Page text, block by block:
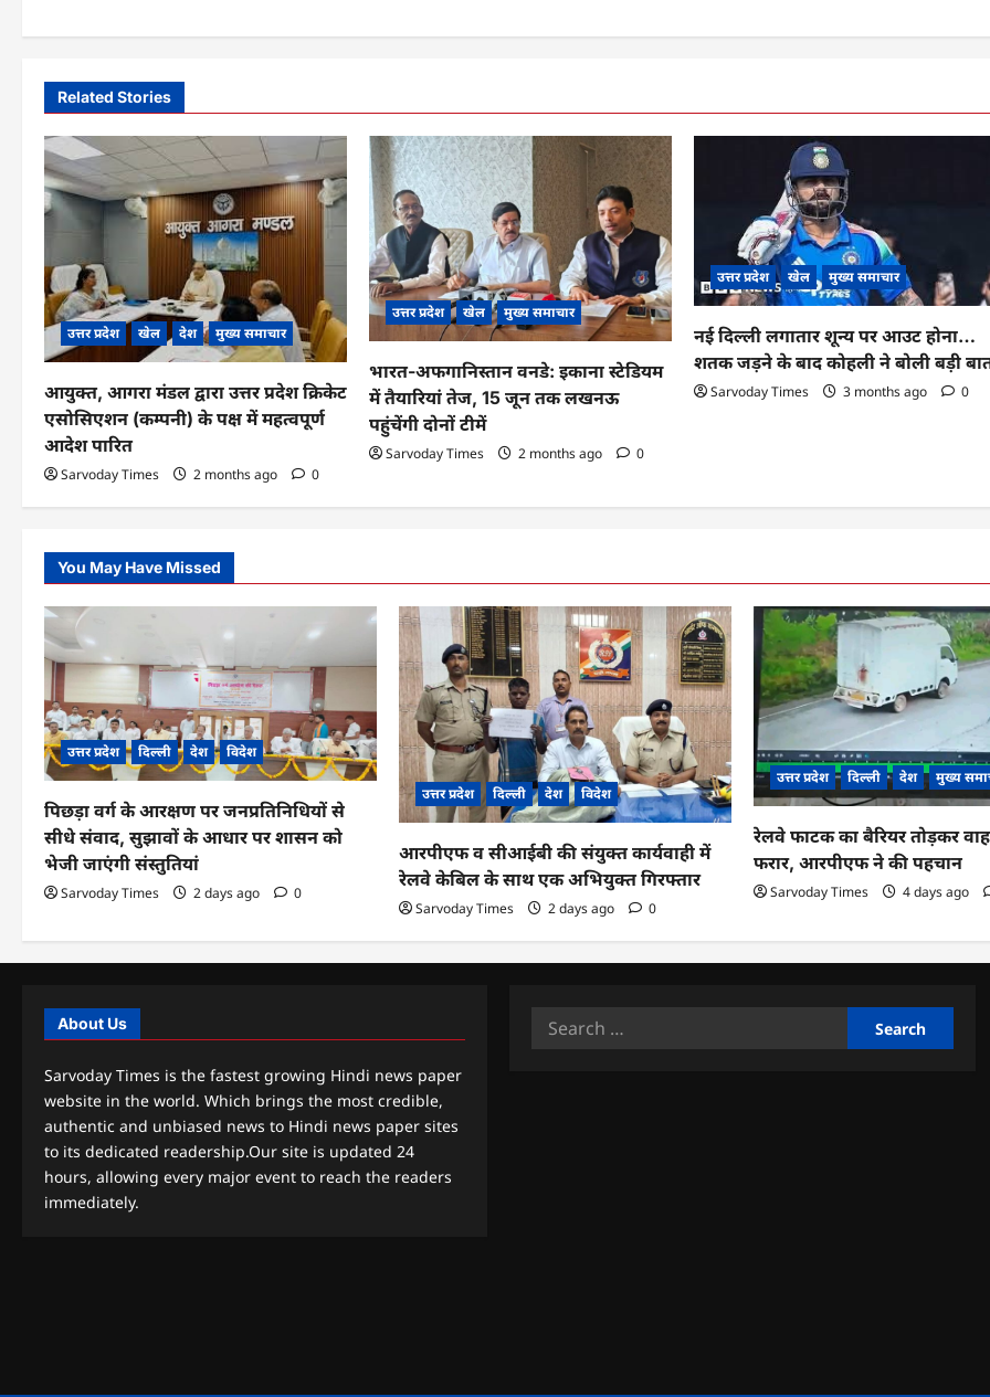
n
a
v
i
a
t
i
o
n
Related Stories
उत्तर प्रदेश खेल देश मुख्य समाचार
आयुक्त, आगरा मंडल द्वारा उत्तर प्रदेश क्रिकेट
एसोसिएशन (कम्पनी) के पक्ष में महत्वपूर्ण
आदेश पारित
Sarvoday Times 2 months ago 0
उत्तर प्रदेश खेल मुख्य समाचार
भारत-अफगानिस्तान वनडे: इकाना स्टेडियम
में तैयारियां तेज, 15 जून तक लखनऊ
पहुंचेंगी दोनों टीमें
Sarvoday Times 2 months ago 0
उत्तर प्रदेश खेल मुख्य समाचार
नई दिल्ली लगातार शून्य पर आउट होना…
शतक जड़ने के बाद कोहली ने बोली बड़ी
Sarvoday Times 3 months ago 0
You May Have Missed
उत्तर प्रदेश दिल्ली देश विदेश
पिछड़ा वर्ग के आरक्षण पर जनप्रतिनिधियों से
सीधे संवाद, सुझावों के आधार पर शासन को
भेजी जाएंगी संस्तुतियां
Sarvoday Times 2 days ago 0
उत्तर प्रदेश दिल्ली देश विदेश
आरपीएफ व सीआईबी की संयुक्त कार्यवाही में
रेलवे केबिल के साथ एक अभियुक्त गिरफ्तार
Sarvoday Times 2 days ago 0
उत्तर प्रदेश दिल्ली देश मुख्य
रेलवे फाटक का बैरियर तोड़कर
फरार, आरपीएफ ने की पहचान
Sarvoday Times 4 days ago
About Us
Sarvoday Times is the fastest growing Hindi news paper
website in the world. Which brings the most credible,
authentic and unbiased news to Hindi news paper sites
to its dedicated readership.Our site is updated 24
hours, allowing every major event to reach the readers
immediately.
Search